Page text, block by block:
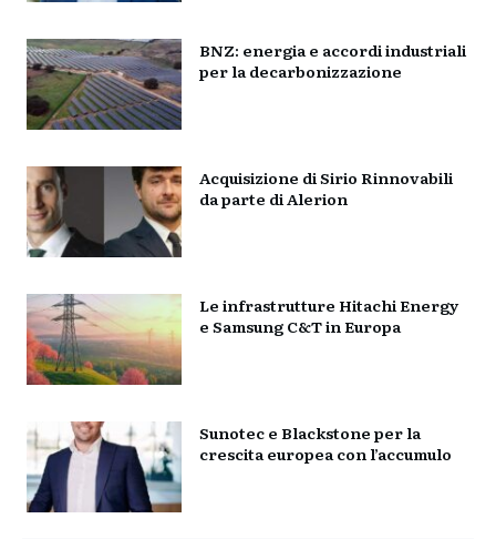
BNZ: energia e accordi industriali
per la decarbonizzazione
Acquisizione di Sirio Rinnovabili
da parte di Alerion
Le infrastrutture Hitachi Energy
e Samsung C&T in Europa
Sunotec e Blackstone per la
crescita europea con l’accumulo